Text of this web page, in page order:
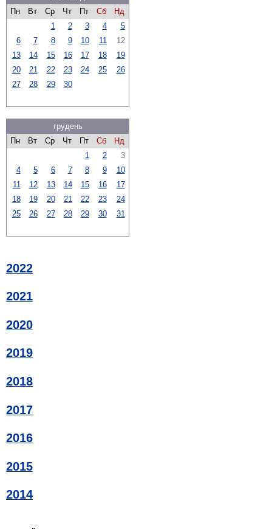
Пн
Вт Ср Чт Пт Сб
Нд
1
2 3 4
5
6
7 8 9 10 11
12
13
14 15 16 17 18
19
20
21 22 23 24 25
26
27
28 29 30
грудень
Пн
Вт Ср Чт Пт Сб
Нд
1
2
3
4
5 6 7 8 9
10
11
12 13 14 15 16
17
18
19 20 21 22 23
24
25
26 27 28 29 30 31
2022
2021
2020
2019
2018
2017
2016
2015
2014